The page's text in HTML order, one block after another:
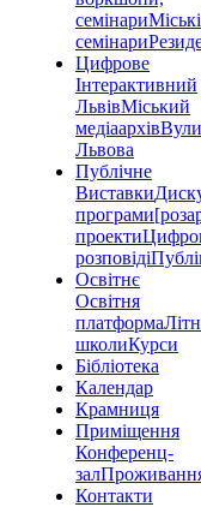
семінариМіські
семінари
Цифрове
Інтерактивний
ЛьвівМіський
медіаархів
Львова
Публічне
Виставки
програми
проекти
розповіді
Освітнє
Освітня
платформа
школиКурси
Бібліотека
Календар
Крамниця
Приміщення
Конференц-
зал
Контакти